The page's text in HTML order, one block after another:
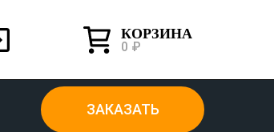
КОРЗИНА
0 ₽
ЗАКАЗАТЬ